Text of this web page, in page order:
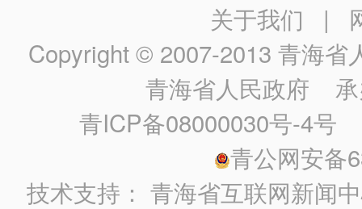
关于我们 |
Copyright © 2007-2013 青海省
青海省人民政府 承
青ICP备08000030号-4号
青公网安备
技术支持：青海省互联网新闻